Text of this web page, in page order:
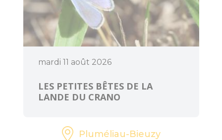
mardi 11 août 2026
LES PETITES BÊTES DE LA
LANDE DU CRANO
Pluméliau-Bieuzy